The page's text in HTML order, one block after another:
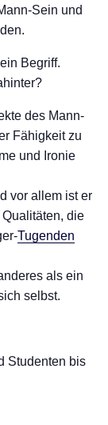
Sein und
Begriff.
des Mann-
Fähigkeit zu
und Ironie
vor allem ist er
Qualitäten, die
Tugenden
als ein
selbst.
Studenten bis